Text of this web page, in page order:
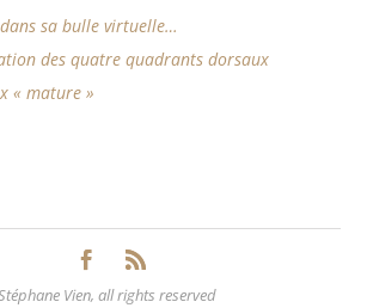
sa bulle virtuelle…
des quatre quadrants dorsaux
« mature »
Vien, all rights reserved